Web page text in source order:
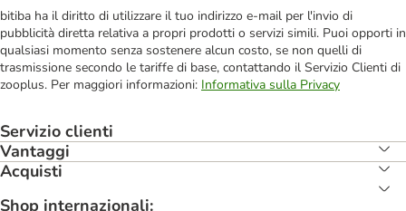
bitiba ha il diritto di utilizzare il tuo indirizzo e-mail per l'invio di
pubblicità diretta relativa a propri prodotti o servizi simili. Puoi opporti in
qualsiasi momento senza sostenere alcun costo, se non quelli di
trasmissione secondo le tariffe di base, contattando il Servizio Clienti di
zooplus. Per maggiori informazioni: Informativa sulla Privacy
Servizio clienti
Vantaggi
Acquisti
Shop internazionali: